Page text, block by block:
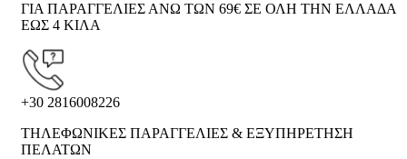
ΓΙΑ ΠΑΡΑΓΓΕΛΙΕΣ ΑΝΩ ΤΩΝ 69€ ΣΕ ΟΛΗ ΤΗΝ ΕΛΛΑΔΑ
ΕΩΣ 4 ΚΙΛΑ
+30 2816008226
ΤΗΛΕΦΩΝΙΚΕΣ ΠΑΡΑΓΓΕΛΙΕΣ & ΕΞΥΠΗΡΕΤΗΣΗ
ΠΕΛΑΤΩΝ